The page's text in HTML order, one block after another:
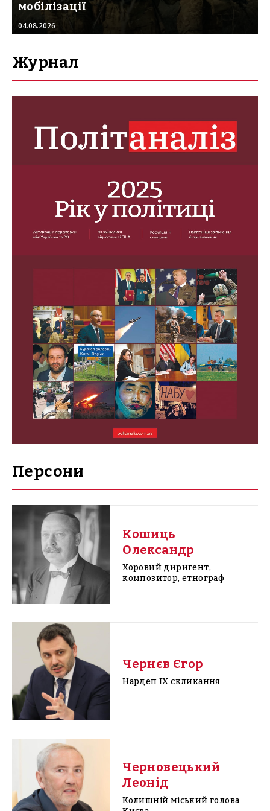
мобілізації
04.08.2026
Журнал
Персони
Кошиць
Олександр
Хоровий диригент,
композитор, етнограф
Чернєв Єгор
Нардеп IX скликання
Черновецький
Леонід
Колишній міський голова